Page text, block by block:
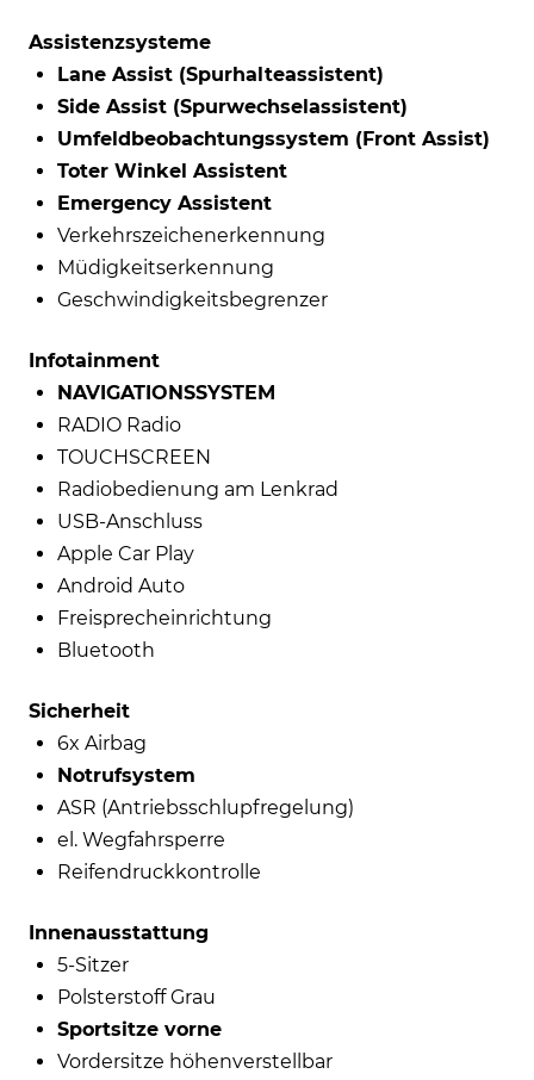
Assistenzsysteme
Lane Assist (Spurhalteassistent)
Side Assist (Spurwechselassistent)
Umfeldbeobachtungssystem (Front Assist)
Toter Winkel Assistent
Emergency Assistent
Verkehrszeichenerkennung
Müdigkeitserkennung
Geschwindigkeitsbegrenzer
Infotainment
NAVIGATIONSSYSTEM
RADIO Radio
TOUCHSCREEN
Radiobedienung am Lenkrad
USB-Anschluss
Apple Car Play
Android Auto
Freisprecheinrichtung
Bluetooth
Sicherheit
6x Airbag
Notrufsystem
ASR (Antriebsschlupfregelung)
el. Wegfahrsperre
Reifendruckkontrolle
Innenausstattung
5-Sitzer
Polsterstoff Grau
Sportsitze vorne
Vordersitze höhenverstellbar